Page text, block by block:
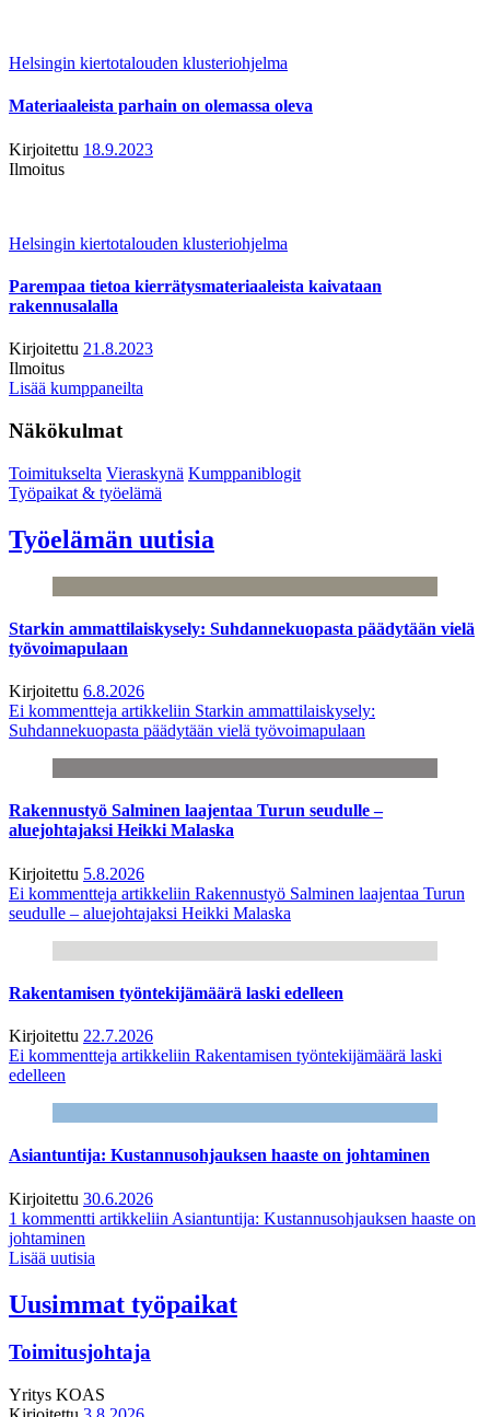
Helsingin kiertotalouden klusteriohjelma
Materiaaleista parhain on olemassa oleva
Kirjoitettu 18.9.2023
Ilmoitus
Helsingin kiertotalouden klusteriohjelma
Parempaa tietoa kierrätysmateriaaleista kaivataan
rakennusalalla
Kirjoitettu 21.8.2023
Ilmoitus
Lisää kumppaneilta
Näkökulmat
Toimitukselta Vieraskynä Kumppaniblogit
Työpaikat & työelämä
Työelämän uutisia
Starkin ammattilaiskysely: Suhdannekuopasta päädytään vielä
työvoimapulaan
Kirjoitettu 6.8.2026
Ei kommentteja artikkeliin Starkin ammattilaiskysely:
Suhdannekuopasta päädytään vielä työvoimapulaan
Rakennustyö Salminen laajentaa Turun seudulle –
aluejohtajaksi Heikki Malaska
Kirjoitettu 5.8.2026
Ei kommentteja artikkeliin Rakennustyö Salminen laajentaa Turun
seudulle – aluejohtajaksi Heikki Malaska
Rakentamisen työntekijämäärä laski edelleen
Kirjoitettu 22.7.2026
Ei kommentteja artikkeliin Rakentamisen työntekijämäärä laski
edelleen
Asiantuntija: Kustannusohjauksen haaste on johtaminen
Kirjoitettu 30.6.2026
1 kommentti artikkeliin Asiantuntija: Kustannusohjauksen haaste on
johtaminen
Lisää uutisia
Uusimmat työpaikat
Toimitusjohtaja
Yritys KOAS